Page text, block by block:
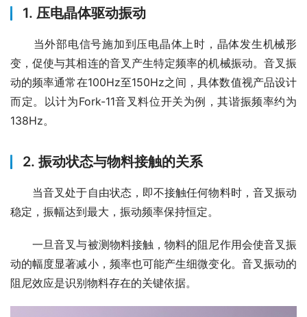
1. 压电晶体驱动振动
当外部电信号施加到压电晶体上时，晶体发生机械形
变，促使与其相连的音叉产生特定频率的机械振动。音叉振
动的频率通常在100Hz至150Hz之间，具体数值视产品设计
而定。以计为Fork-11音叉料位开关为例，其谐振频率约为
138Hz。
2. 振动状态与物料接触的关系
当音叉处于自由状态，即不接触任何物料时，音叉振动
稳定，振幅达到最大，振动频率保持恒定。
一旦音叉与被测物料接触，物料的阻尼作用会使音叉振
动的幅度显著减小，频率也可能产生细微变化。音叉振动的
阻尼效应是识别物料存在的关键依据。